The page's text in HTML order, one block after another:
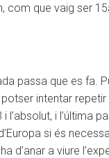
que vaig ser
passa que es fa.
intentar
i l’última
si és
a viure